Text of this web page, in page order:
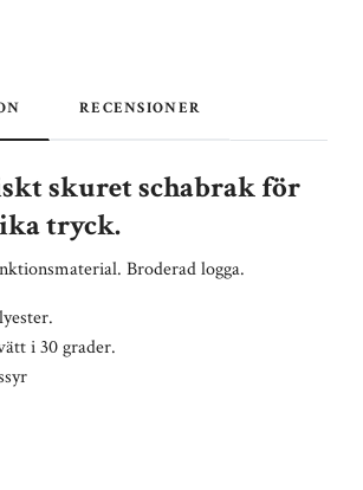
RECENSIONER
skuret schabrak för
tryck.
Broderad logga.
i 30 grader.